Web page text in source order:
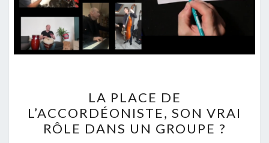
PLACE
DE
L’ACCORDÉONISTE,
LA PLACE DE
L’ACCORDÉONISTE, SON VRAI
RÔLE DANS UN GROUPE ?